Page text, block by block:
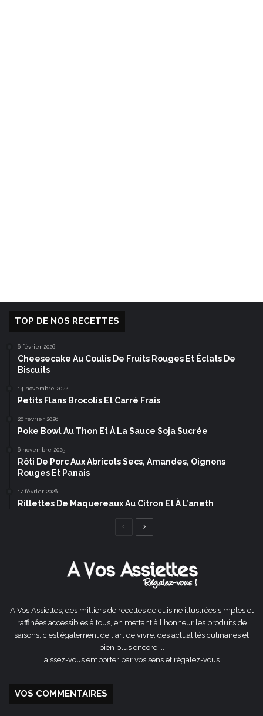
TOP DE NOS RECETTES
6 février 2026
Cheesecake Au Coulis De Fruits Rouges Et Éclats De
Biscuits
14 novembre 2024
Petits Flans Brocolis Et Carré Frais
20 février 2026
Poke Bowl Au Thon Et À La Sauce Soja Sucrée
6 novembre 2025
Rôti De Porc Aux Abricots Secs, Amandes, Oignons
Rouges Et Panais
17 février 2026
Rillettes De Maquereaux Au Citron Et À L’aneth
Page
A Vos Assiettes, des milliers de recettes de cuisine illustrées simples et
raffinées accessibles à tous, en mettant à l'honneur les produits de
saisons, c'est également de l'art de vivre, des actualités culinaires et
bien plus encore ...
Laissez-vous emporter par vos sens et régalez-vous !
VOS COMMENTAIRES